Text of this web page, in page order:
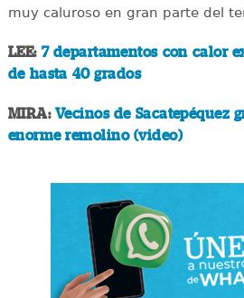
muy caluroso en gran parte del
LEE: 7 departamentos con calor
de hasta 40 grados
MIRA:Vecinos de Sacatepéquez
enorme remolino (video)